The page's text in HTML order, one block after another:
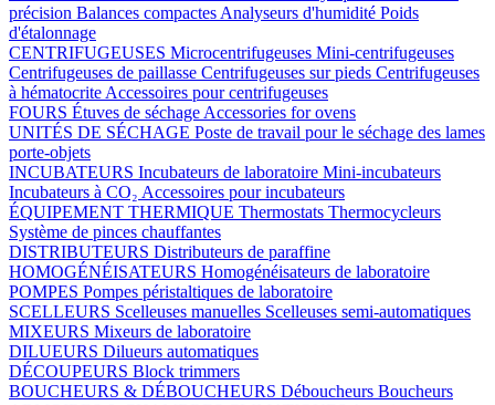
précision Balances compactes Analyseurs d'humidité Poids
d'étalonnage
CENTRIFUGEUSES Microcentrifugeuses Mini-centrifugeuses
Centrifugeuses de paillasse Centrifugeuses sur pieds Centrifugeuses
à hématocrite Accessoires pour centrifugeuses
FOURS Étuves de séchage Accessories for ovens
UNITÉS DE SÉCHAGE Poste de travail pour le séchage des lames
porte-objets
INCUBATEURS Incubateurs de laboratoire Mini-incubateurs
Incubateurs à CO₂ Accessoires pour incubateurs
ÉQUIPEMENT THERMIQUE Thermostats Thermocycleurs
Système de pinces chauffantes
DISTRIBUTEURS Distributeurs de paraffine
HOMOGÉNÉISATEURS Homogénéisateurs de laboratoire
POMPES Pompes péristaltiques de laboratoire
SCELLEURS Scelleuses manuelles Scelleuses semi-automatiques
MIXEURS Mixeurs de laboratoire
DILUEURS Dilueurs automatiques
DÉCOUPEURS Block trimmers
BOUCHEURS & DÉBOUCHEURS Déboucheurs Boucheurs